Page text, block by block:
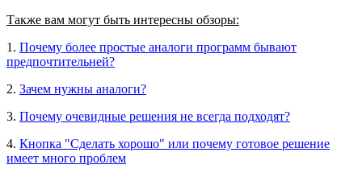
Также вам могут быть интересны обзоры:
1. Почему более простые аналоги программ бывают
предпочтительней?
2. Зачем нужны аналоги?
3. Почему очевидные решения не всегда подходят?
4. Кнопка "Сделать хорошо" или почему готовое решение
имеет много проблем